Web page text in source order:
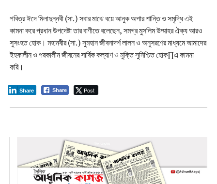
পবিত্র ঈদে মিলাদুন্নবী (সা.) সবার মাঝে বয়ে আনুক অপার শানি্ত ও সমৃদ্ধি এই
কামনা করে প্রধান উপদেষ্টা তার বাণীতে বলেছেন, সমগ্র মুসলিম উম্মাহর ঐক্য আরও
সুসংহত হোক। মহানবীর (সা.) সুমহান জীবনাদর্শ লালন ও অনুসরণের মাধ্যমে আমাদের
ইহকালীন ও পরকালীন জীবনের সার্বিক কল্যাণ ও মুক্তি সুনিশ্চিত হোক∏এ কামনা
করি।
Share Post
Share